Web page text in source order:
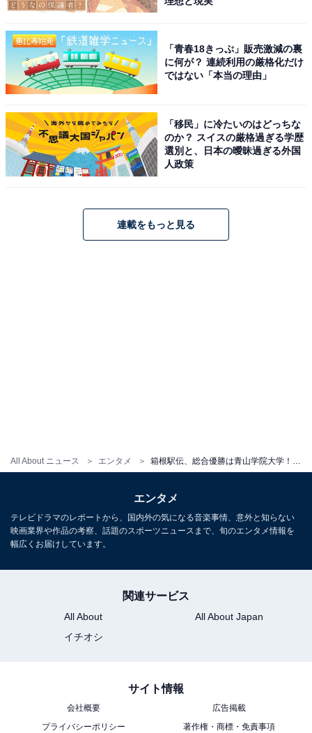
All About ニュース エンタメ
「青春18きっぷ」販売激減の裏
に何が？ 連続利用の厳格化だけ
ではない「本当の理由」
「移民」に冷たいのはどっちな
のか？ スイスの厳格過ぎる学歴
選別と、日本の曖昧過ぎる外国
人政策
連載をもっと見る
エンタメ
テレビドラマのレポートから、国内外の気になる音楽事情、意外と知らない
映画業界や作品の考察、話題のスポーツニュースまで、旬のエンタメ情報を
幅広くお届けしています。
関連サービス
All About
All About Japan
イチオシ
サイト情報
会社概要
広告掲載
プライバシーポリシー
著作権・商標・免責事項